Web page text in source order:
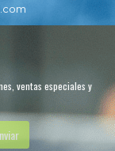
ventas especiales y